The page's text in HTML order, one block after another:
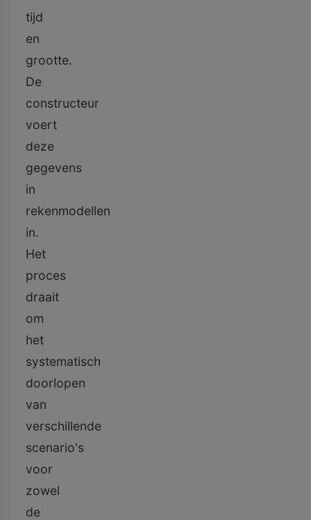
tijd
en
grootte.
De
constructeur
voert
deze
gegevens
in
rekenmodellen
in.
Het
proces
draait
om
het
systematisch
doorlopen
van
verschillende
scenario's
voor
zowel
de